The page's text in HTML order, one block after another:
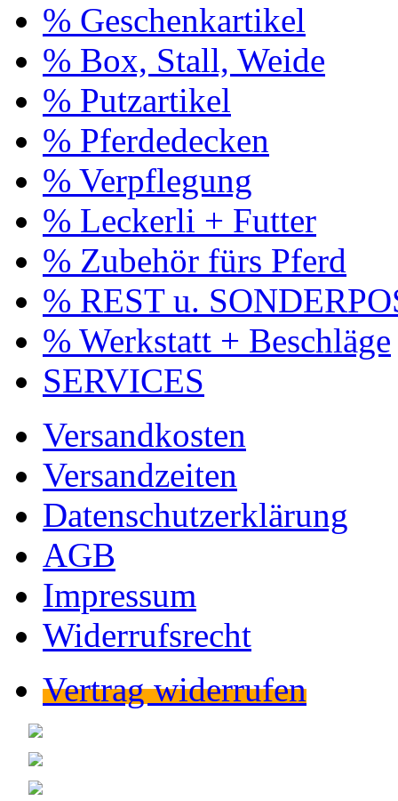
% Geschenkartikel
% Box, Stall, Weide
% Putzartikel
% Pferdedecken
% Verpflegung
% Leckerli + Futter
% Zubehör fürs Pferd
% REST u.
% Werkstatt + Beschläge
SERVICES
Versandkosten
Versandzeiten
Datenschutzerklärung
AGB
Impressum
Widerrufsrecht
Vertrag widerrufen